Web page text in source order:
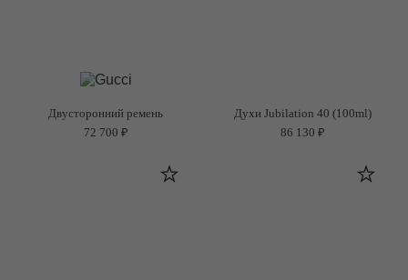
Двусторонний ремень
72 700 ₽
Духи Jubilation 40 (100ml)
86 130 ₽